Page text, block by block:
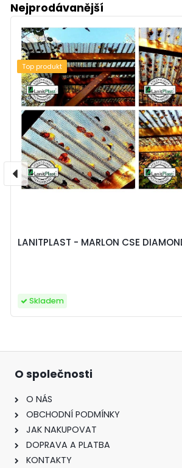
Nejprodávanější
LANITPLAST - MARLON CSE
Skladem
Top produkt
O společnosti
O NÁS
OBCHODNÍ PODMÍNKY
JAK NAKUPOVAT
DOPRAVA A PLATBA
KONTAKTY